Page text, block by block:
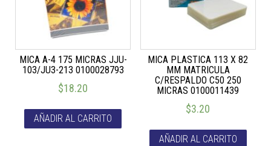
MICA A-4 175 MICRAS JJU-
103/JU3-213 0100028793
$18.20
AÑADIR AL CARRITO
MICA PLASTICA 113 X 82
MM MATRICULA
C/RESPALDO C50 250
MICRAS 0100011439
$3.20
AÑADIR AL CARRITO